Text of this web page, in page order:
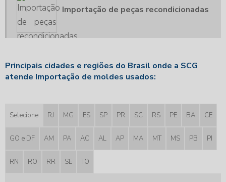
PLANEJAMENTO TRIBUTÁRIO COMÉRCIO EXTERIOR
CURSO DE CLASSIFICAÇÃO FISCAL
PLANEJAMENTO TRIBUTÁRIO IMPORTAÇÃO
VISTORIA ADUANEIRA
Importação de peças recondicionadas
Principais cidades e regiões do Brasil onde a SCG
atende Importação de moldes usados:
Selecione RJ MG ES SP PR SC RS PE BA CE
GO e DF AM PA AC AL AP MA MT MS PB PI
RN RO RR SE TO